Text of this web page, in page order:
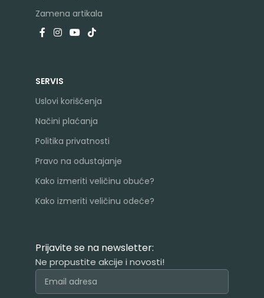
Zamena artikala
SERVIS
Uslovi korišćenja
Načini plaćanja
Politika privatnosti
Pravo na odustajanje
Kako izmeriti veličinu obuće?
Kako izmeriti veličinu odeće?
Prijavite se na newsletter:
Ne propustite akcije i novosti!